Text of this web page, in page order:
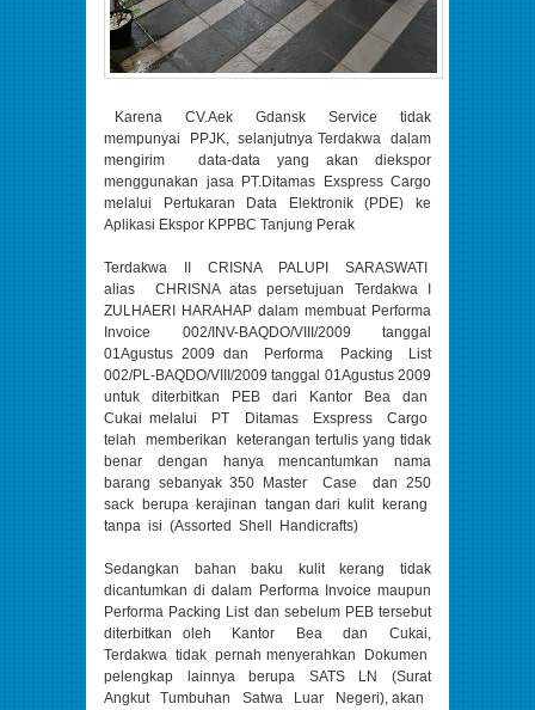
Karena CV.Aek Gdansk Service tidak
mempunyai PPJK, selanjutnya Terdakwa dalam
mengirim data-data yang akan diekspor
menggunakan jasa PT.Ditamas Exspress Cargo
melalui Pertukaran Data Elektronik (PDE) ke
Aplikasi Ekspor KPPBC Tanjung Perak
Terdakwa II CRISNA PALUPI SARASWATI
alias CHRISNA atas persetujuan Terdakwa I
ZULHAERI HARAHAP dalam membuat Performa
Invoice 002/INV-BAQDO/VIII/2009 tanggal
01Agustus 2009 dan Performa Packing List
002/PL-BAQDO/VIII/2009 tanggal 01Agustus 2009
untuk diterbitkan PEB dari Kantor Bea dan
Cukai melalui PT Ditamas Exspress Cargo
telah memberikan keterangan tertulis yang tidak
benar dengan hanya mencantumkan nama
barang sebanyak 350 Master Case dan 250
sack berupa kerajinan tangan dari kulit kerang
tanpa isi (Assorted Shell Handicrafts)
Sedangkan bahan baku kulit kerang tidak
dicantumkan di dalam Performa Invoice maupun
Performa Packing List dan sebelum PEB tersebut
diterbitkan oleh Kantor Bea dan Cukai,
Terdakwa tidak pernah menyerahkan Dokumen
pelengkap lainnya berupa SATS LN (Surat
Angkut Tumbuhan Satwa Luar Negeri), akan